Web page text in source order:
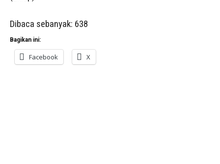
Dibaca sebanyak: 638
Bagikan ini:
Facebook X